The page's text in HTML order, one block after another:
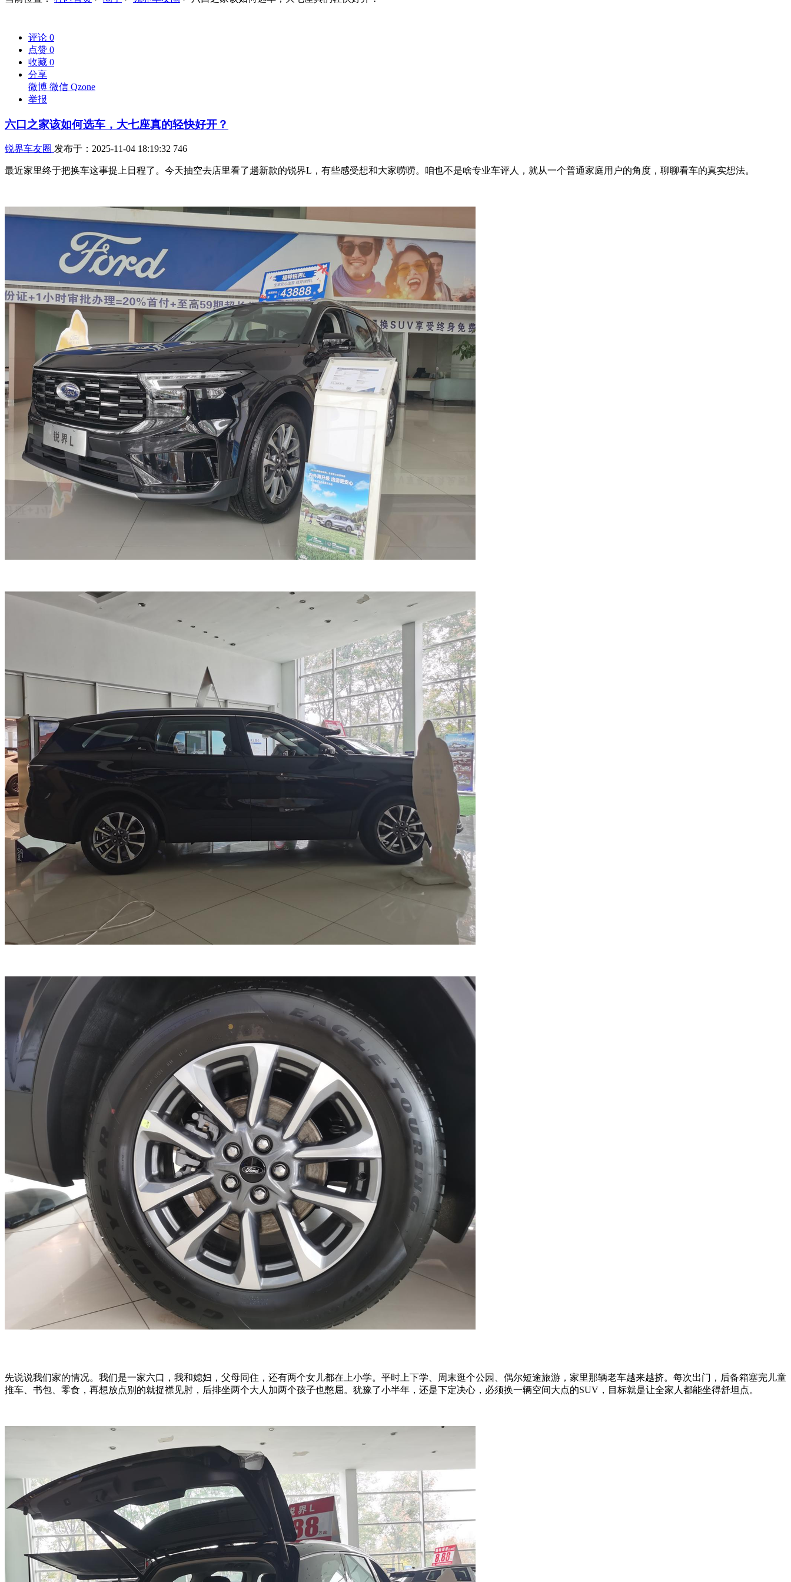
评论 0
点赞 0
收藏 0
分享
微博 微信 Qzone
举报
六口之家该如何选车，大七座真的轻快好开？
锐界车友圈 发布于：2025-11-04 18:19:32 746
最近家里终于把换车这事提上日程了。今天抽空去店里看了趟新款的锐界L，有些感受想和大家唠唠。咱也不是啥专业车评人，就从一个普通家庭用户的角度，聊聊看车的真实想法。
先说说我们家的情况。我们是一家六口，我和媳妇，父母同住，还有两个女儿都在上小学。平时上下学、周末逛个公园、偶尔短途旅游，家里那辆老车越来越挤。每次出门，后备箱塞完儿童
推车、书包、零食，再想放点别的就捉襟见肘，后排坐两个大人加两个孩子也憋屈。犹豫了小半年，还是下定决心，必须换一辆空间大点的SUV，目标就是让全家人都能坐得舒坦点。